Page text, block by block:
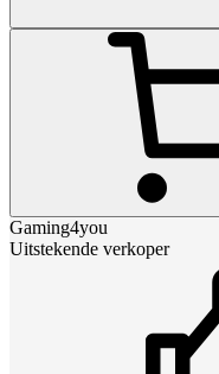
Gaming4you
Uitstekende verkoper